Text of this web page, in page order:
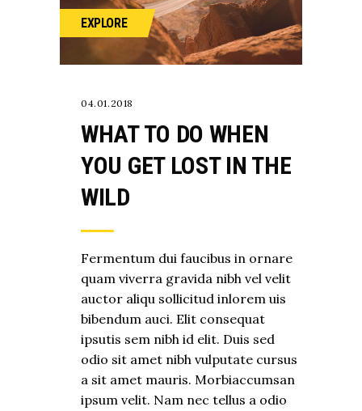
EXPLORE
04.01.2018
WHAT TO DO WHEN
YOU GET LOST IN THE
WILD
Fermentum dui faucibus in ornare
quam viverra gravida nibh vel velit
auctor aliqu sollicitud inlorem uis
bibendum auci. Elit consequat
ipsutis sem nibh id elit. Duis sed
odio sit amet nibh vulputate cursus
a sit amet mauris. Morbiaccumsan
ipsum velit. Nam nec tellus a odio